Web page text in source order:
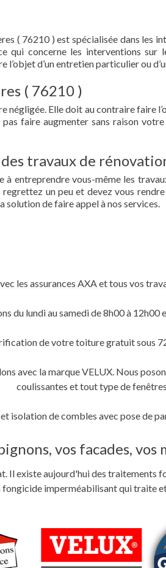
( 76210 ) est spécialisée dans les
qui concerne les interventions sur
l’objet d’un entretien particulier ou
( 76210 )
négligée. Elle doit au contraire faire
faire augmenter sans raison
travaux de
à entreprendre vous-même les
un peu et devez vous
solution de faire appel à nos services.
les assurances AXA et tous vos
du lundi au samedi de 8h00 à 12h00
de votre toiture gratuit sous
avec la marque VELUX. Nous
coulissantes et tout type de
isolation de combles avec pose de
vos facades, vos
Il existe aujourd'hui des traitements
fongicide imperméabilisant qui traite